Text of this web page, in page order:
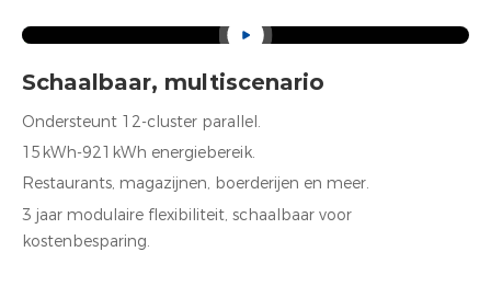
Schaalbaar, multiscenario
Ondersteunt 12-cluster parallel.
15kWh-921kWh energiebereik.
Restaurants, magazijnen, boerderijen en meer.
3 jaar modulaire flexibiliteit, schaalbaar voor
kostenbesparing.